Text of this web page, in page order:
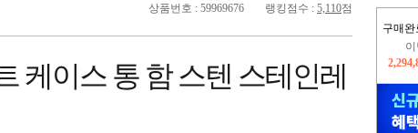
구매완
상품번호 : 59969676 랭킹점수 : 5,110점
케이스 통 함 스텐 스테인레